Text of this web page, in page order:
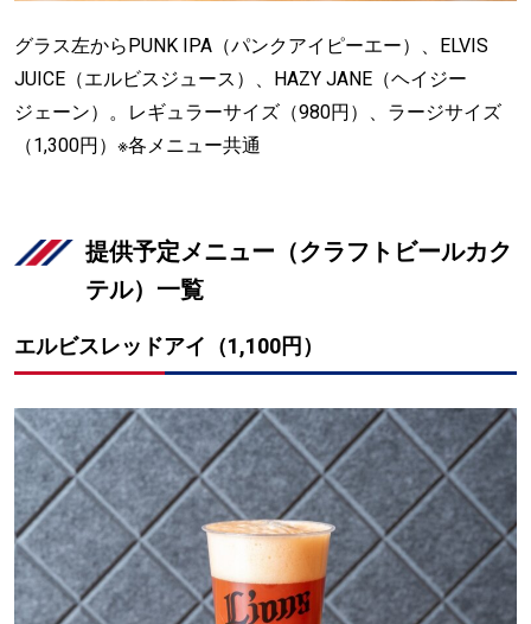
グラス左からPUNK IPA（パンクアイピーエー）、ELVIS
JUICE（エルビスジュース）、HAZY JANE（ヘイジー
ジェーン）。レギュラーサイズ（980円）、ラージサイズ
（1,300円）※各メニュー共通
提供予定メニュー（クラフトビールカク
テル）一覧
エルビスレッドアイ（1,100円）